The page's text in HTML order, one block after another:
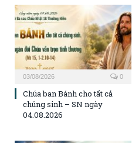
03/08/2026 0
Chúa ban Bánh cho tất cả
chúng sinh – SN ngày
04.08.2026